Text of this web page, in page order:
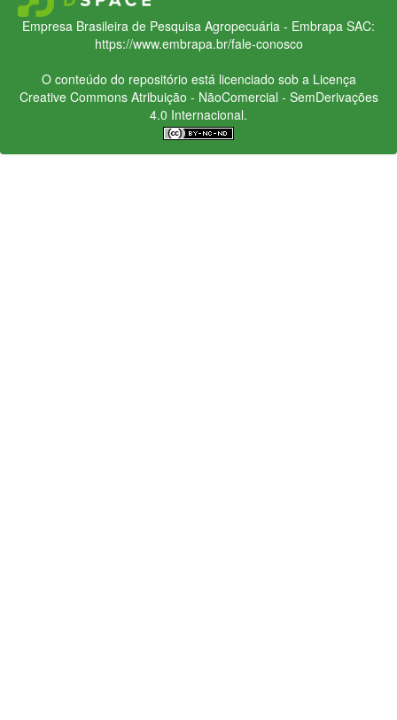
Empresa Brasileira de Pesquisa Agropecuária - Embrapa SAC:
https://www.embrapa.br/fale-conosco
O conteúdo do repositório está licenciado sob a Licença
Creative CommonsAtribuição - NãoComercial - SemDerivações
4.0 Internacional.